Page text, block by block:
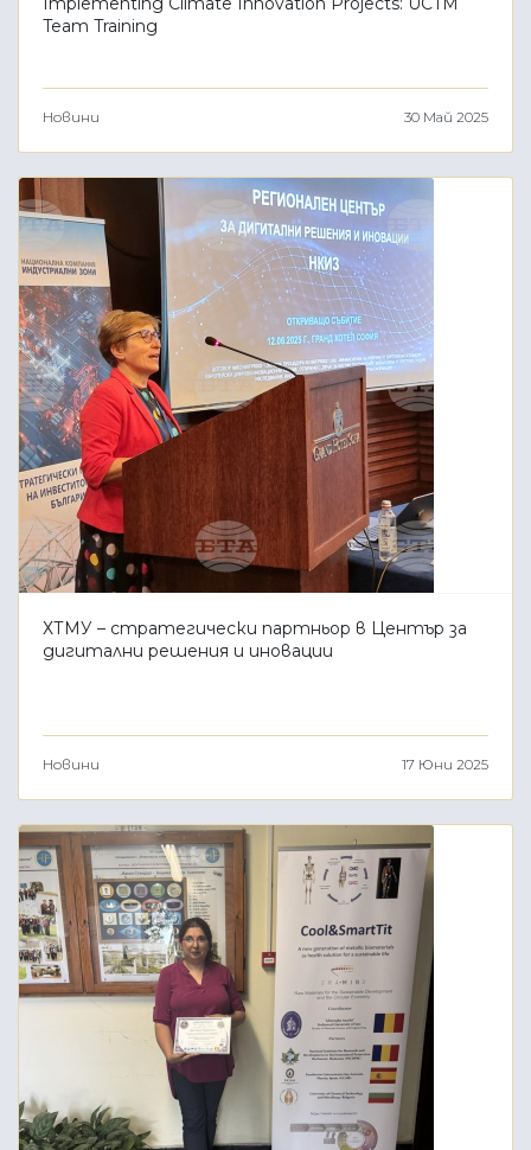
Team Training
Новини 30 Май 2025
ХТМУ – стратегически партньор в Център за
дигитални решения и иновации
Новини 17 Юни 2025